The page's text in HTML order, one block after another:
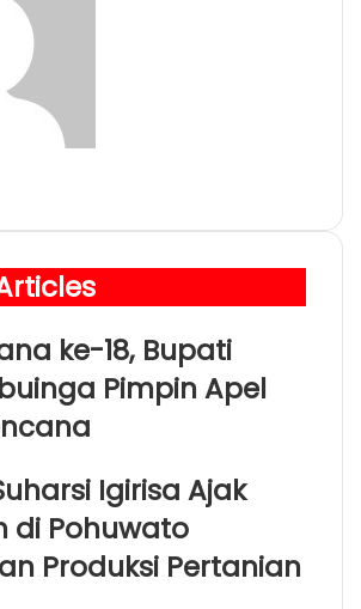
n
i
ke-18, Bupati
Pimpin Apel
Igirisa Ajak
di Pohuwato
Produksi Pertanian